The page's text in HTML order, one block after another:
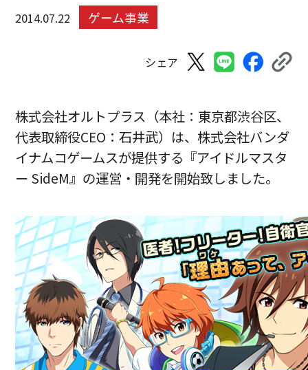
2014.07.22 ゲーム事業
シェア
株式会社オルトプラス（本社：東京都渋谷区、
代表取締役CEO：石井武）は、株式会社バンダ
イナムコゲームスが提供する『アイドルマスタ
ー SideM』の運営・開発を開始致しました。